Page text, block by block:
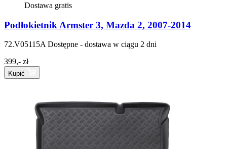
Dostawa gratis
Podłokietnik Armster 3, Mazda 2, 2007-2014
72.V05115A Dostępne - dostawa w ciągu 2 dni
399,- zł
Kupić